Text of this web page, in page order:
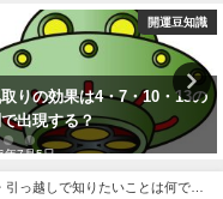
開運豆知識
りの効果は4・7・10・13の
出現する？
年7月5日
っ越しで知りたいことは何でも